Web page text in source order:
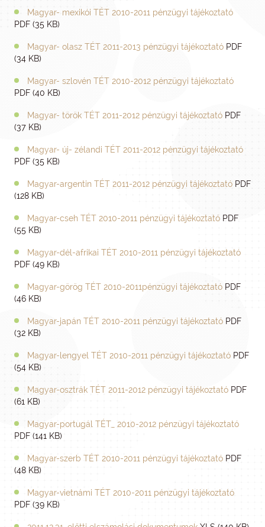
Magyar- mexikói TÉT 2010-2011 pénzügyi tájékoztató
PDF (35 KB)
Magyar- olasz TÉT 2011-2013 pénzügyi tájékoztató PDF
(34 KB)
Magyar- szlovén TÉT 2010-2012 pénzügyi tájékoztató
PDF (40 KB)
Magyar- török TÉT 2011-2012 pénzügyi tájékoztató PDF
(37 KB)
Magyar- új- zélandi TÉT 2011-2012 pénzügyi tájékoztató
PDF (35 KB)
Magyar-argentin TÉT 2011-2012 pénzügyi tájékoztató PDF
(128 KB)
Magyar-cseh TÉT 2010-2011 pénzügyi tájékoztató PDF
(55 KB)
Magyar-dél-afrikai TÉT 2010-2011 pénzügyi tájékoztató
PDF (49 KB)
Magyar-görög TÉT 2010-2011pénzügyi tájékoztató PDF
(46 KB)
Magyar-japán TÉT 2010-2011 pénzügyi tájékoztató PDF
(32 KB)
Magyar-lengyel TÉT 2010-2011 pénzügyi tájékoztató PDF
(54 KB)
Magyar-osztrák TÉT 2011-2012 pénzügyi tájékoztató PDF
(61 KB)
Magyar-portugál TÉT_ 2010-2012 pénzügyi tájékoztató
PDF (141 KB)
Magyar-szerb TÉT 2010-2011 pénzügyi tájékoztató PDF
(48 KB)
Magyar-vietnámi TÉT 2010-2011 pénzügyi tájékoztató
PDF (39 KB)